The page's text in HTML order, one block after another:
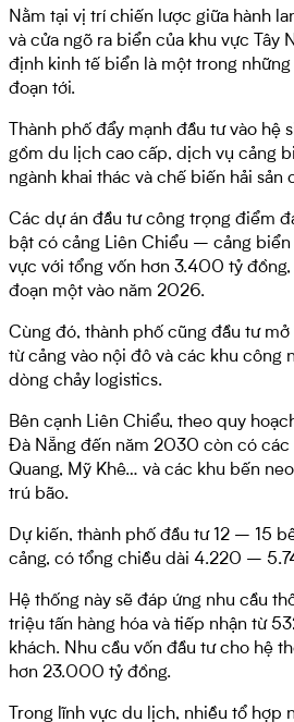
Nằm tại vị trí chiến lược giữa hành
và cửa ngõ ra biển của khu vực Tây
định kinh tế biển là một trong
đoạn tới.
Thành phố đẩy mạnh đầu tư vào hệ
gồm du lịch cao cấp, dịch vụ cảng
ngành khai thác và chế biến hải sản
Các dự án đầu tư công trọng điểm
bật có cảng Liên Chiểu – cảng
vực với tổng vốn hơn 3.400 tỷ
đoạn một vào năm 2026.
Cùng đó, thành phố cũng đầu tư
từ cảng vào nội đô và các khu công
dòng chảy logistics.
Bên cạnh Liên Chiểu, theo quy
Đà Nẵng đến năm 2030 còn có các
Quang, Mỹ Khê… và các khu bến
trú bão.
Dự kiến, thành phố đầu tư 12 – 15
cảng, có tổng chiều dài 4.220 –
Hệ thống này sẽ đáp ứng nhu cầu
triệu tấn hàng hóa và tiếp nhận từ
khách. Nhu cầu vốn đầu tư cho hệ
hơn 23.000 tỷ đồng.
Trong lĩnh vực du lịch, nhiều tổ hợp